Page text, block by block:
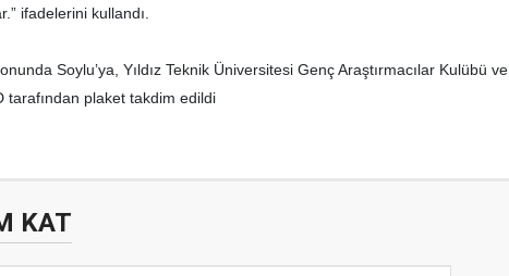
ifadelerini kullandı.
Soylu’ya, Yıldız Teknik Üniversitesi Genç Araştırmacılar Kulübü ve
tarafından plaket takdim edildi
KAT